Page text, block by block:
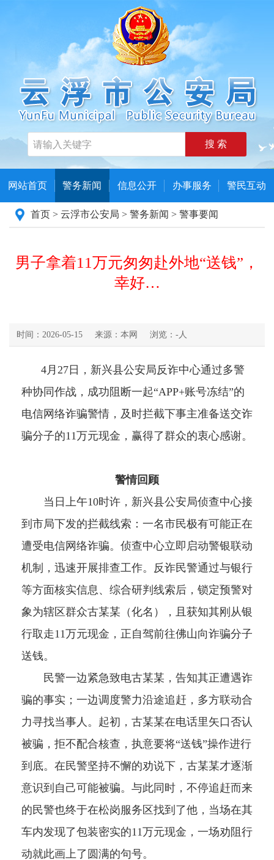
搜 索
网站首页 警务新闻 信息公开 办事服务 警民互动
首页 > 云浮市公安局 > 警务新闻 > 警事要闻
男子拿着11万元匆匆赴外地“送钱”，
幸好…
时间：2026-05-15 来源：本网 浏览： - 人
4月27日，新兴县公安局反诈中心通过多警
种协同作战，成功阻断一起“APP+账号冻结”的
电信网络诈骗警情，及时拦截下事主准备送交诈
骗分子的11万元现金，赢得了群众的衷心感谢。
警情回顾
当日上午10时许，新兴县公安局侦查中心接
到市局下发的拦截线索：一名市民极有可能正在
遭受电信网络诈骗。侦查中心立即启动警银联动
机制，迅速开展排查工作。反诈民警通过与银行
等方面核实信息、综合研判线索后，锁定预警对
象为辖区群众古某某（化名），且获知其刚从银
行取走11万元现金，正自驾前往佛山向诈骗分子
送钱。
民警一边紧急致电古某某，告知其正遭遇诈
骗的事实；一边调度警力沿途追赶，多方联动合
力寻找当事人。起初，古某某在电话里矢口否认
被骗，拒不配合核查，执意要将“送钱”操作进行
到底。在民警坚持不懈的劝说下，古某某才逐渐
意识到自己可能被骗。与此同时，不停追赶而来
的民警也终于在松岗服务区找到了他，当场在其
车内发现了包装密实的11万元现金，一场劝阻行
动就此画上了圆满的句号。